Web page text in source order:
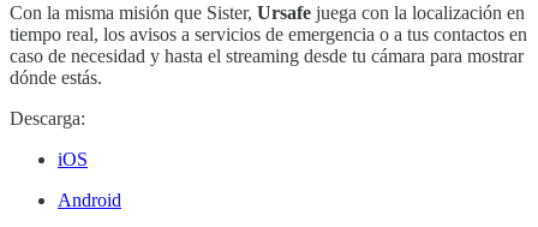
Con la misma misión que Sister, Ursafe juega con la localización en
tiempo real, los avisos a servicios de emergencia o a tus contactos en
caso de necesidad y hasta el streaming desde tu cámara para mostrar
dónde estás.
Descarga:
iOS
Android